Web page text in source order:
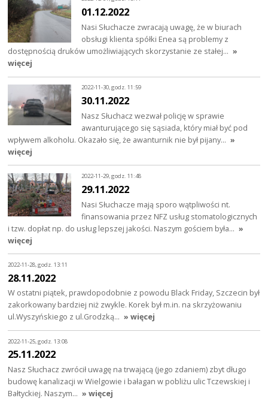
01.12.2022
Nasi Słuchacze zwracają uwagę, że w biurach
obsługi klienta spółki Enea są problemy z
dostępnością druków umożliwiających skorzystanie ze stałej… »
więcej
2022-11-30, godz. 11:59
30.11.2022
Nasz Słuchacz wezwał policję w sprawie
awanturującego się sąsiada, który miał być pod
wpływem alkoholu. Okazało się, że awanturnik nie był pijany… »
więcej
2022-11-29, godz. 11:48
29.11.2022
Nasi Słuchacze mają sporo wątpliwości nt.
finansowania przez NFZ usług stomatologicznych
i tzw. dopłat np. do usług lepszej jakości. Naszym gościem była… »
więcej
2022-11-28, godz. 13:11
28.11.2022
W ostatni piątek, prawdopodobnie z powodu Black Friday, Szczecin był
zakorkowany bardziej niż zwykle. Korek był m.in. na skrzyżowaniu
ul.Wyszyńskiego z ul.Grodzką… » więcej
2022-11-25, godz. 13:08
25.11.2022
Nasz Słuchacz zwrócił uwagę na trwającą (jego zdaniem) zbyt długo
budowę kanalizacji w Wielgowie i bałagan w pobliżu ulic Tczewskiej i
Bałtyckiej. Naszym… » więcej